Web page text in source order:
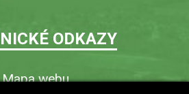
ODKAZY
Mapa webu